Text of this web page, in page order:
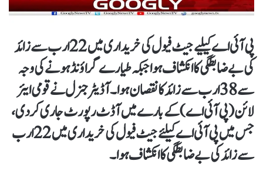
پی آئی اے کیلیے جیٹ فیول کی خریداری میں 22ارب سے زائد
کی بے ضابطگی کا انکشاف ہوا جبکہ طیارے گراؤنڈ ہونے کی وجہ
سے 38ارب سے زائد کا نقصان ہوا۔آڈیٹر جنرل نے قومی ایئر
لائن(پی آئی اے)کے بارے میں آڈٹ رپورٹ جاری کردی ،
جس میں پی آئی اے کیلئے جیٹ فیول کی خریداری میں 22 ارب
سے زائد کی بے ضابطگی کا انکشاف ہوا۔